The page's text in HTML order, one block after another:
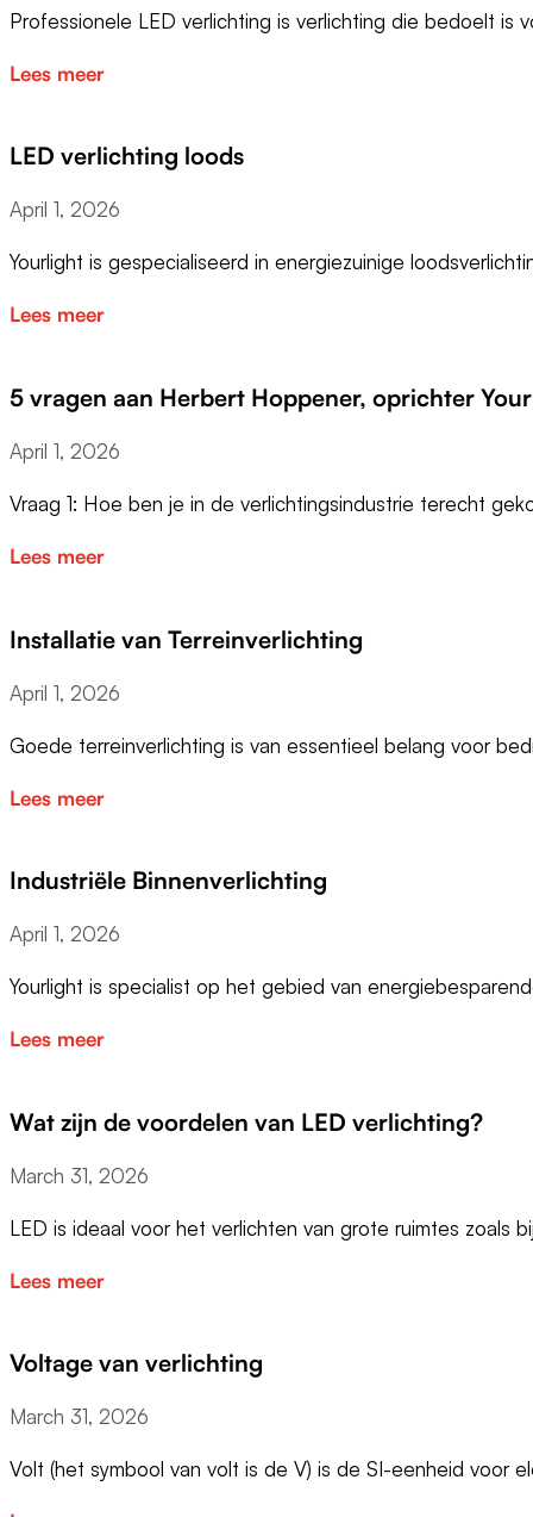
Professionele LED verlichting is verlichting die bedoelt is
Lees meer
LED verlichting loods
April 1, 2026
Yourlight is gespecialiseerd in energiezuinige
Lees meer
5 vragen aan Herbert Hoppener, oprichter
April 1, 2026
Vraag 1: Hoe ben je in de verlichtingsindustrie terecht
Lees meer
Installatie van Terreinverlichting
April 1, 2026
Goede terreinverlichting is van essentieel belang voor
Lees meer
Industriële Binnenverlichting
April 1, 2026
Yourlight is specialist op het gebied van
Lees meer
Wat zijn de voordelen van LED verlichting?
March 31, 2026
LED is ideaal voor het verlichten van grote ruimtes zoals
Lees meer
Voltage van verlichting
March 31, 2026
Volt (het symbool van volt is de V) is de SI-eenheid voor